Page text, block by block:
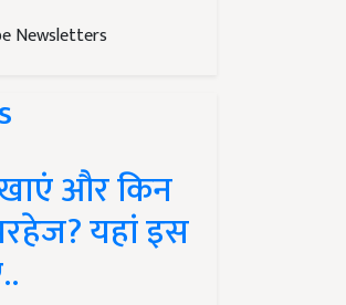
Newsletters
और किन
यहां इस